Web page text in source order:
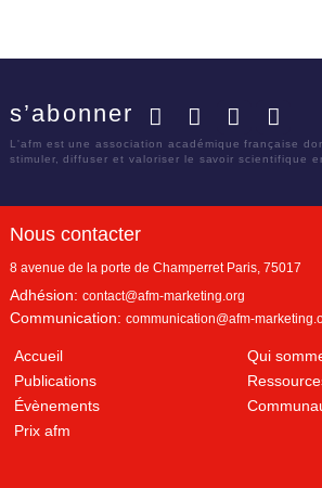
s’abonner
L'afm est une association académique française
stimuler, diffuser et valoriser le savoir scientifique
Nous contacter
8 avenue de la porte de Champerret Paris, 75017
Adhésion: contact@afm-marketing.org
Communication: communication@afm-
Accueil
Qui
Publications
Évènements
Prix afm